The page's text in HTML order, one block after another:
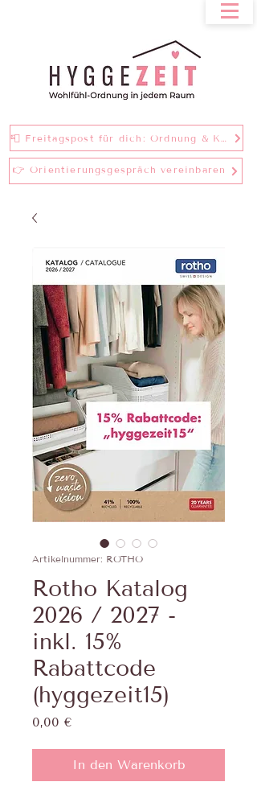
📮 Freitagspost für dich: Ordnung & Klarheit bei einer Tasse Tee
👉 Orientierungsgespräch vereinbaren
Artikelnummer: ROTHO
Rotho Katalog
2026 / 2027 -
inkl. 15%
Rabattcode
(hyggezeit15)
0,00 €
In den Warenkorb